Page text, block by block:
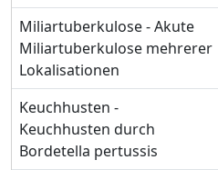
Miliartuberkulose - Akute
Miliartuberkulose mehrerer
Lokalisationen
Keuchhusten -
Keuchhusten durch
Bordetella pertussis